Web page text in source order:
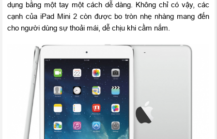
dụng bằng một tay một cách dễ dàng. Không chỉ có vậy, các
cạnh của iPad Mini 2 còn được bo tròn nhẹ nhàng mang đến
cho người dùng sự thoải mái, dễ chịu khi cầm nắm.